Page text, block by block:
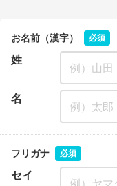
お名前（漢字） 必須
姓
名
フリガナ 必須
セイ